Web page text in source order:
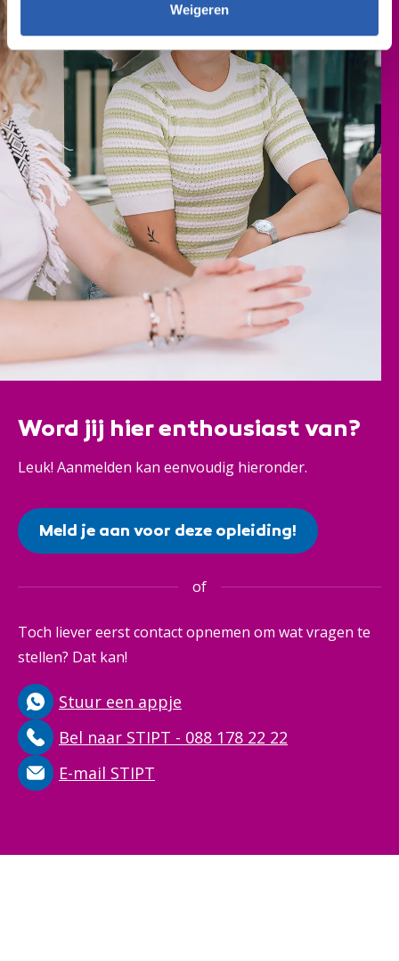
Weigeren
Word jij hier enthousiast van?
Leuk! Aanmelden kan eenvoudig hieronder.
Meld je aan voor deze opleiding!
of
Toch liever eerst contact opnemen om wat vragen te
stellen? Dat kan!
Stuur een appje
Bel naar STIPT - 088 178 22 22
E-mail STIPT